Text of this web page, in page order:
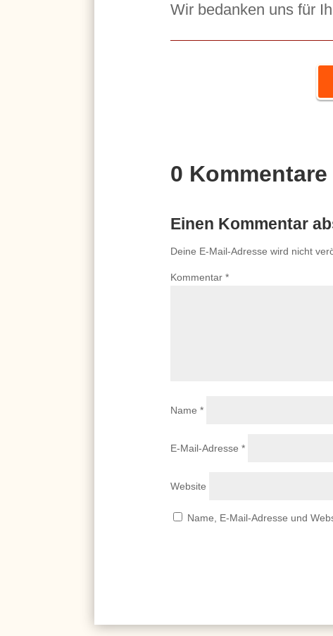
Wir bedanken uns für
0 Kommentare
Einen Kommentar
Deine E-Mail-Adresse wird nicht
Kommentar *
Name *
E-Mail-Adresse *
Website
Name, E-Mail-Adresse und